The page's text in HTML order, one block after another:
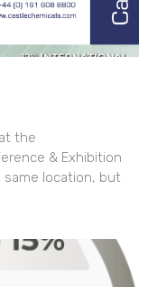
the
& Exhibition
same location, but